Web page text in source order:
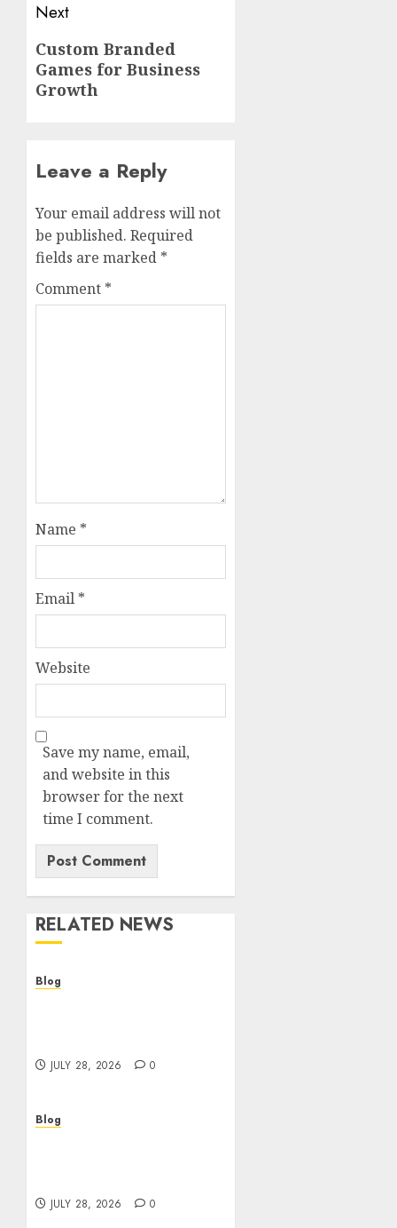
Next
Next
post:
Custom Branded
Games for Business
Growth
Leave a Reply
Your email address will not
be published. Required
fields are marked *
Comment *
Name *
Email *
Website
Save my name, email,
and website in this
browser for the next
time I comment.
RELATED NEWS
Blog
JULY 28, 2026 0
Blog
JULY 28, 2026 0